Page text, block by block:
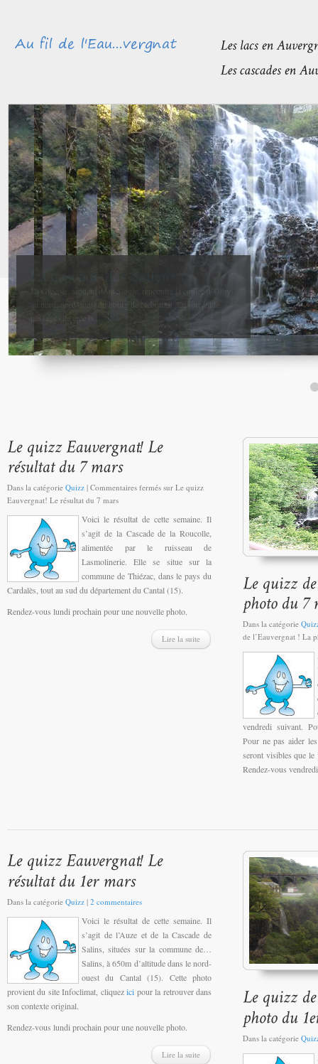
Méandres et boires de la Sioule
avant de rejoindre l’Allier
La confluence entre la Sioule et l’Allier se fait entre Contigny
et La Ferté-Hauterive peu après Saint-Pourçain sur-Sioule à...
Dans la catégorie Quizz | Commentaires fermés sur Le quizz
Eauvergnat! Le résultat du 7 mars
Voici le résultat de cette semaine. Il
s’agit de la Cascade de la Roucolle,
alimentée par le ruisseau de
Lasmolinerie. Elle se situe sur la
commune de Thiézac, dans le pays du
Cardalès, tout au sud du département du Cantal (15).
Rendez-vous lundi prochain pour une nouvelle photo.
Lire la suite
Dans la catégorie
de l’Eauvergnat ! La
vendredi suivant.
Pour ne pas aider
seront visibles que
Rendez-vous
Dans la catégorie Quizz | 2 commentaires
Voici le résultat de cette semaine. Il
s’agit de l’Auze et de la Cascade de
Salins, situées sur la commune de…
Salins, à 650m d’altitude dans le nord-
ouest du Cantal (15). Cette photo
provient du site Infoclimat, cliquezici pour la retrouver dans
son contexte original.
Rendez-vous lundi prochain pour une nouvelle photo.
Lire la suite
Dans la catégorie